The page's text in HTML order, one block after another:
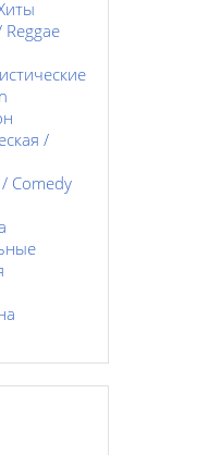
Reggae
/
Comedy